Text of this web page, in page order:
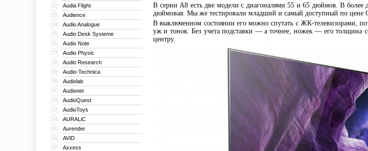
22 Audia Flight
23 Audience
24 Audio Analogue
25 Audio Desk Systeme
26 Audio Note
27 Audio Physic
28 Audio Research
29 Audio-Technica
30 Audiolab
31 Audionet
32 AudioQuest
33 AudioToys
34 AURALiC
35 Aurender
36 AVID
37 Axxess
В серии А8 есть две модели с диагоналями 55 и 65 дюймов. В
дюймовая. Мы же тестировали младший и самый доступный по цене
В выключенном состоянии его можно спутать с ЖК-телевизорами,
уж и тонок. Без учета подставки — а точнее, ножек — его толщина
центру.